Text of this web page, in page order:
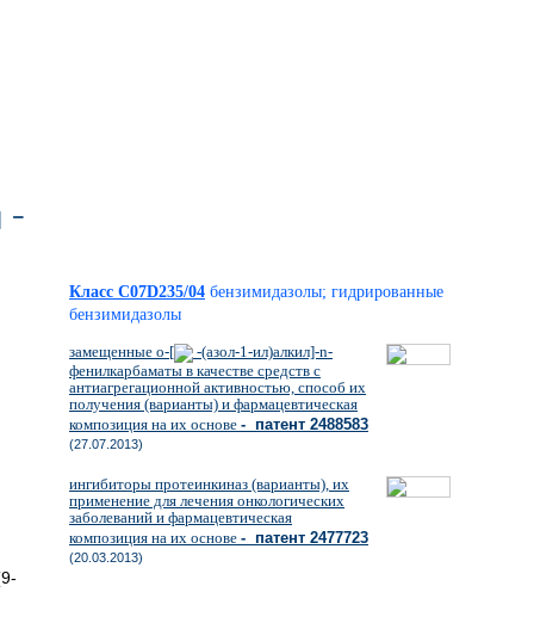
-
Класс C07D235/04 бензимидазолы; гидрированные
бензимидазолы
замещенные о-[
-(азол-1-ил)алкил]-n-
фенилкарбаматы в качестве средств с
антиагрегационной активностью, способ их
получения (варианты) и фармацевтическая
композиция на их основе - патент 2488583
(27.07.2013)
ингибиторы протеинкиназ (варианты), их
применение для лечения онкологических
заболеваний и фармацевтическая
композиция на их основе - патент 2477723
(20.03.2013)